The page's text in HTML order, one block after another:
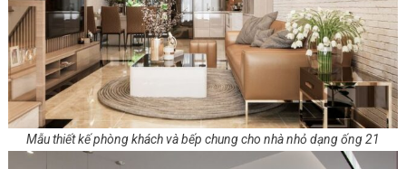
Mẫu thiết kế phòng khách và bếp chung cho nhà nhỏ dạng ống 21